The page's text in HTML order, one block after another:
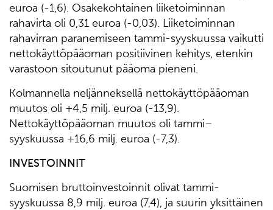
euroa (-1,6). Osakekohtainen liiketoiminnan
rahavirta oli 0,31 euroa (-0,03). Liiketoiminnan
rahavirran paranemiseen tammi-syyskuussa vaikutti
nettokäyttöpääoman positiivinen kehitys, etenkin
varastoon sitoutunut pääoma pieneni.
Kolmannella neljänneksellä nettokäyttöpääoman
muutos oli +4,5 milj. euroa (-13,9).
Nettokäyttöpääoman muutos oli tammi–
syyskuussa +16,6 milj. euroa (-7,3).
INVESTOINNIT
Suomisen bruttoinvestoinnit olivat tammi-
syyskuussa 8,9 milj. euroa (7,4), ja suurin yksittäinen